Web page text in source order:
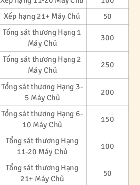
Xếp hạng 21+ Máy Chủ
50
Tổng sát thương Hạng 1
Máy Chủ
300
Tổng sát thương Hạng 2
Máy Chủ
250
Tổng sát thương Hạng 3-
5 Máy Chủ
200
Tổng sát thương Hạng 6-
10 Máy Chủ
150
Tổng sát thương Hạng
11-20 Máy Chủ
100
Tổng sát thương Hạng
21+ Máy Chủ
50